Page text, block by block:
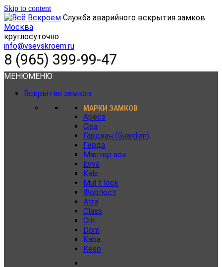
Skip to content
Служба аварийного вскрытия замков
Москва
круглосуточно
info@vsevskroem.ru
8 (965) 399-99-47
МЕНЮМЕНЮ
Вскрытие замков
МАРКИ ЗАМКОВ
Apecs
Cisa
Гардиан (Guardian)
Герда
Мастер лок
Evva
Kale
Mul t lock
Форпост
Atra
Class
Crit
Dom
Kaba
Keso